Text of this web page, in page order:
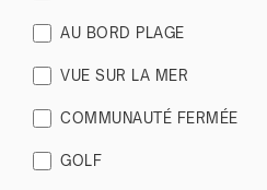
AU BORD PLAGE
VUE SUR LA MER
COMMUNAUTÉ FERMÉE
GOLF